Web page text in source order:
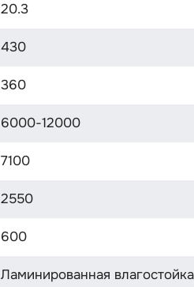
20.3
430
360
6000-12000
7100
2550
600
Ламинированная